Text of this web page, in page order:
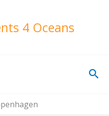
4 Oceans